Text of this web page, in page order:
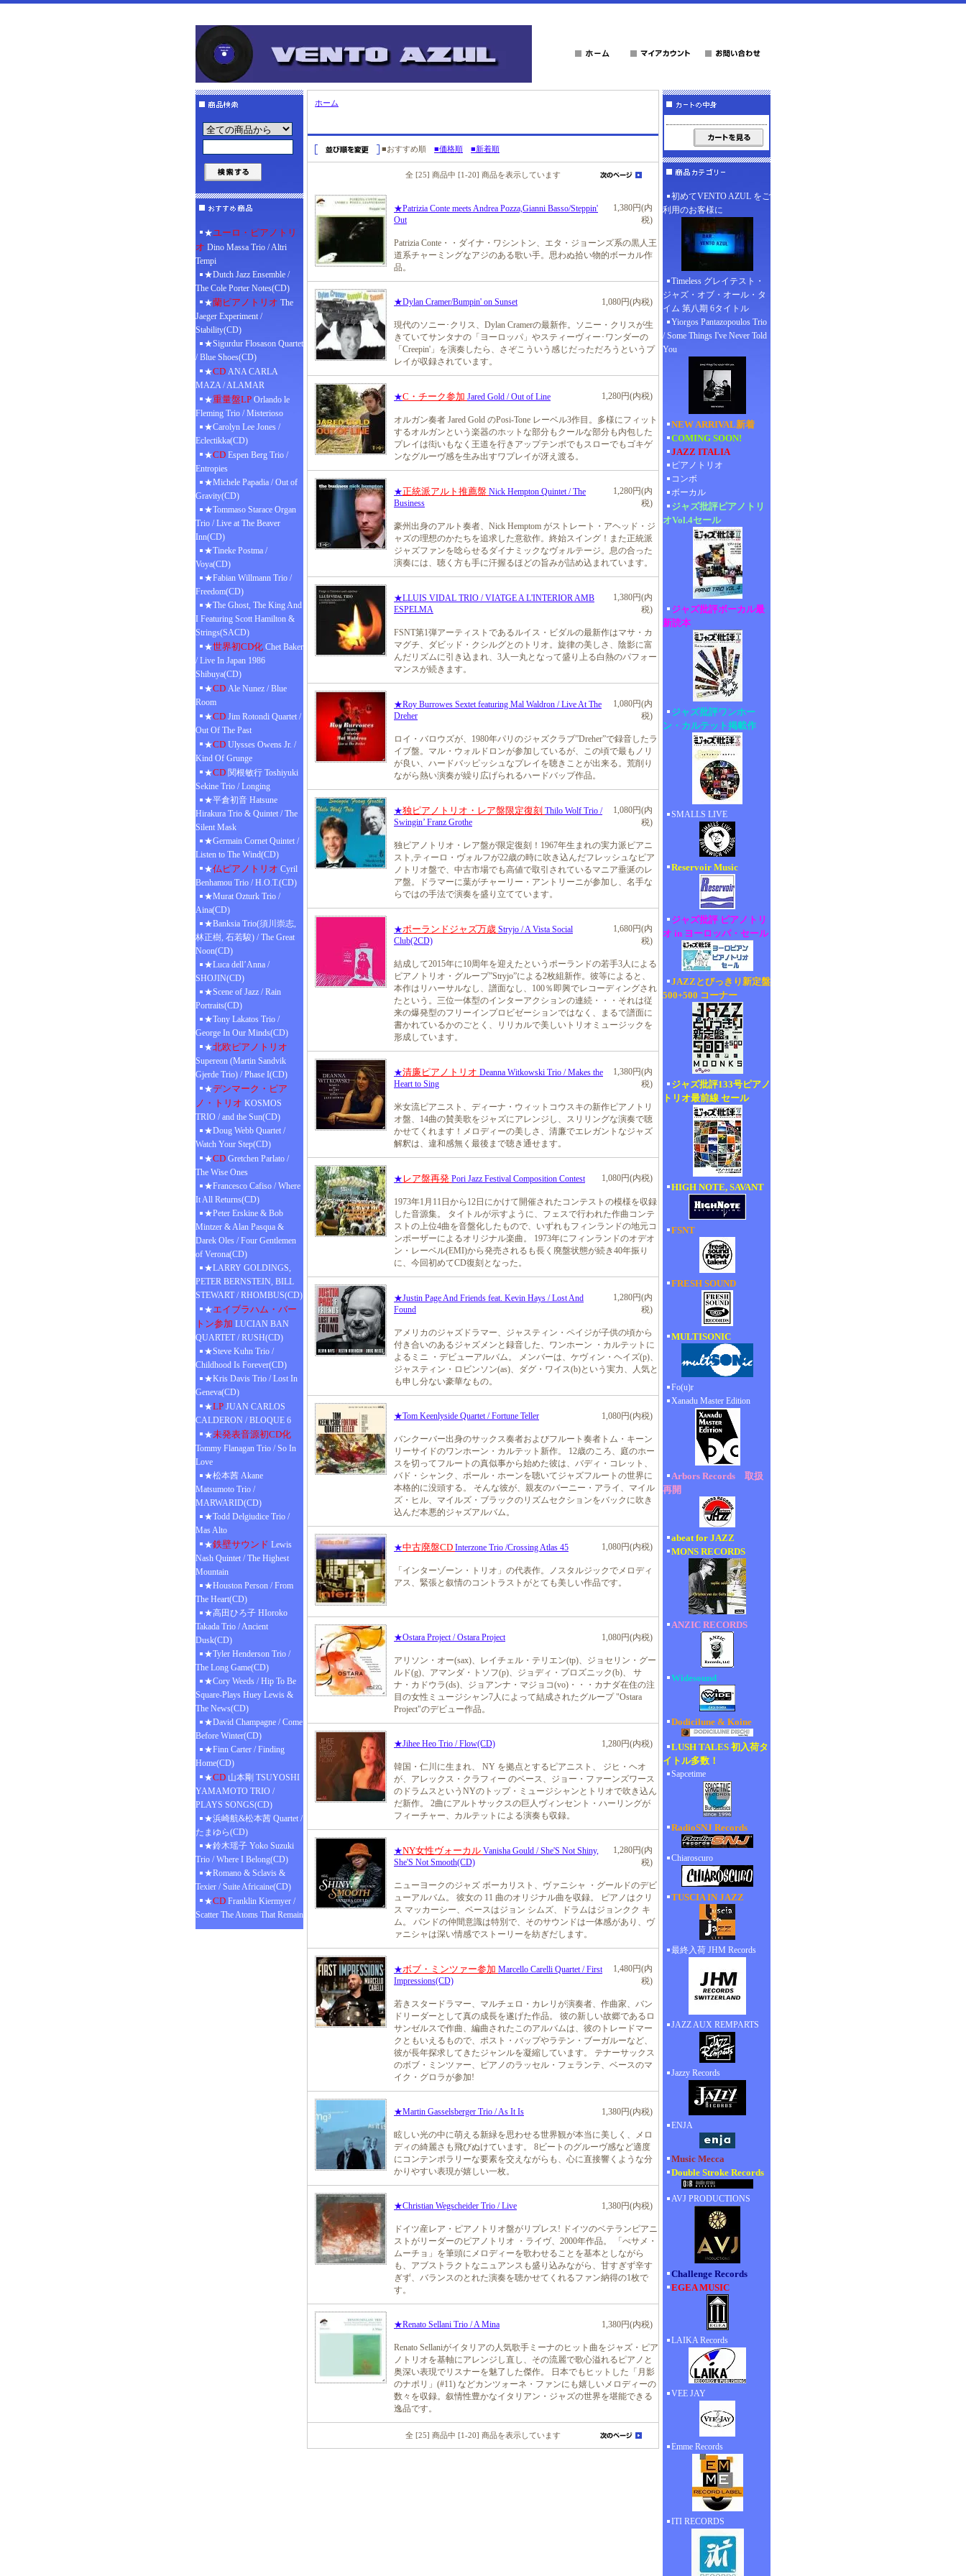
★ユーロ・ピアノトリ
オ Dino Massa Trio / Altri
Tempi
★Dutch Jazz Ensemble /
The Cole Porter Notes(CD)
★蘭ピアノトリオ The
Jaeger Experiment /
Stability(CD)
★Sigurdur Flosason Quartet
/ Blue Shoes(CD)
★CD ANA CARLA
MAZA / ALAMAR
★重量盤LP Orlando le
Fleming Trio / Misterioso
★Carolyn Lee Jones /
Eclectikka(CD)
★CD Espen Berg Trio /
Entropies
★Michele Papadia / Out of
Gravity(CD)
★Tommaso Starace Organ
Trio / Live at The Beaver
Inn(CD)
★Tineke Postma /
Voya(CD)
★Fabian Willmann Trio /
Freedom(CD)
★The Ghost, The King And
I Featuring Scott Hamilton &
Strings(SACD)
★世界初CD化 Chet Baker
/ Live In Japan 1986
Shibuya(CD)
★CD Ale Nunez / Blue
Room
★CD Jim Rotondi Quartet /
Out Of The Past
★CD Ulysses Owens Jr. /
Kind Of Grunge
★CD 関根敏行 Toshiyuki
Sekine Trio / Longing
★平倉初音 Hatsune
Hirakura Trio & Quintet / The
Silent Mask
★Germain Cornet Quintet /
Listen to The Wind(CD)
★仏ピアノトリオ Cyril
Benhamou Trio / H.O.T.(CD)
★Murat Ozturk Trio /
Aina(CD)
★Banksia Trio(須川崇志,
林正樹, 石若駿) / The Great
Noon(CD)
★Luca dell’Anna /
SHOJIN(CD)
★Scene of Jazz / Rain
Portraits(CD)
★Tony Lakatos Trio /
George In Our Minds(CD)
★北欧ピアノトリオ
Supereon (Martin Sandvik
Gjerde Trio) / Phase I(CD)
★デンマーク・ピア
ノ・トリオ KOSMOS
TRIO / and the Sun(CD)
★Doug Webb Quartet /
Watch Your Step(CD)
★CD Gretchen Parlato /
The Wise Ones
★Francesco Cafiso / Where
It All Returns(CD)
★Peter Erskine & Bob
Mintzer & Alan Pasqua &
Darek Oles / Four Gentlemen
of Verona(CD)
★LARRY GOLDINGS,
PETER BERNSTEIN, BILL
STEWART / RHOMBUS(CD)
★エイブラハム・バー
トン参加 LUCIAN BAN
QUARTET / RUSH(CD)
★Steve Kuhn Trio /
Childhood Is Forever(CD)
★Kris Davis Trio / Lost In
Geneva(CD)
★LP JUAN CARLOS
CALDERON / BLOQUE 6
★未発表音源初CD化
Tommy Flanagan Trio / So In
Love
★松本茜 Akane
Matsumoto Trio /
MARWARID(CD)
★Todd Delgiudice Trio /
Mas Alto
★鉄壁サウンド Lewis
Nash Quintet / The Highest
Mountain
★Houston Person / From
The Heart(CD)
★高田ひろ子 HIoroko
Takada Trio / Ancient
Dusk(CD)
★Tyler Henderson Trio /
The Long Game(CD)
★Cory Weeds / Hip To Be
Square-Plays Huey Lewis &
The News(CD)
★David Champagne / Come
Before Winter(CD)
★Finn Carter / Finding
Home(CD)
★CD 山本剛 TSUYOSHI
YAMAMOTO TRIO /
PLAYS SONGS(CD)
★浜崎航&松本茜 Quartet /
たまゆら(CD)
★鈴木瑶子 Yoko Suzuki
Trio / Where I Belong(CD)
★Romano & Sclavis &
Texier / Suite Africaine(CD)
★CD Franklin Kiermyer /
Scatter The Atoms That Remain
ホーム
■おすすめ順 ■価格順 ■新着順
全 [25] 商品中 [1-20] 商品を表示しています
★Patrizia Conte meets Andrea Pozza,Gianni Basso/Steppin'
Out
1,380円(内
税)
Patrizia Conte・・ダイナ・ワシントン、エタ・ジョーンズ系の黒人王
道系チャーミングなアジのある歌い手。思わぬ拾い物的ボーカル作
品。
★Dylan Cramer/Bumpin' on Sunset 1,080円(内税)
現代のソニー･クリス、Dylan Cramerの最新作。ソニー・クリスが生
きていてサンタナの「ヨーロッパ」やスティーヴィー･ワンダーの
「Creepin'」を演奏したら、さぞこういう感じだっただろうというプ
レイが収録されています。
★C・チーク参加 Jared Gold / Out of Line 1,280円(内税)
オルガン奏者 Jared Gold のPosi-Tone レーベル3作目。多様にフィット
するオルガンという楽器のホットな部分もクールな部分も内包した
プレイは衒いもなく王道を行きアップテンポでもスローでもゴキゲ
ンなグルーヴ感を生み出すワプレイが冴え渡る。
★正統派アルト推薦盤 Nick Hempton Quintet / The
Business
1,280円(内
税)
豪州出身のアルト奏者、Nick Hemptom がストレート・アヘッド・ジ
ャズの理想のかたちを追求した意欲作。終始スイング！また正統派
ジャズファンを唸らせるダイナミックなヴォルテージ。息の合った
演奏には、聴く方も手に汗握るほどの旨みが詰め込まれています。
★LLUIS VIDAL TRIO / VIATGE A L'INTERIOR AMB
ESPELMA
1,380円(内
税)
FSNT第1弾アーティストであるルイス・ビダルの最新作はマサ・カ
マグチ、ダビッド・クシルグとのトリオ。旋律の美しさ、陰影に富
んだリズムに引き込まれ、3人一丸となって盛り上る白熱のパフォー
マンスが続きます。
★Roy Burrowes Sextet featuring Mal Waldron / Live At The
Dreher
1,080円(内
税)
ロイ・バロウズが、1980年パリのジャズクラブ”Dreher”で録音したラ
イブ盤。マル・ウォルドロンが参加しているが、この頃で最もノリ
が良い、ハードバッピッシュなプレイを聴きことが出来る。荒削り
ながら熱い演奏が繰り広げられるハードバップ作品。
★独ピアノトリオ・レア盤限定復刻 Thilo Wolf Trio /
Swingin’ Franz Grothe
1,080円(内
税)
独ピアノトリオ・レア盤が限定復刻！1967年生まれの実力派ピアニ
スト,ティーロ・ヴォルフが22歳の時に吹き込んだフレッシュなピア
ノトリオ盤で、中古市場でも高値で取引されているマニア垂涎のレ
ア盤。ドラマーに葉がチャーリー・アントリーニが参加し、名手な
らではの手法で演奏を盛り立てています。
★ポーランドジャズ万歳 Stryjo / A Vista Social
Club(2CD)
1,680円(内
税)
結成して2015年に10周年を迎えたというポーランドの若手3人による
ピアノトリオ・グループ”Stryjo”による2枚組新作。彼等によると、
本作はリハーサルなし、譜面なし、100％即興でレコーディングされ
たという。三位一体型のインターアクションの連続・・・それは従
来の爆発型のフリーインプロビゼーションではなく、まるで譜面に
書かれているかのごとく、リリカルで美しいトリオミュージックを
形成しています。
★清廉ピアノトリオ Deanna Witkowski Trio / Makes the
Heart to Sing
1,380円(内
税)
米女流ピアニスト、ディーナ・ウィットコウスキの新作ピアノトリ
オ盤、14曲の賛美歌をジャズにアレンジし、スリリングな演奏で聴
かせてくれます！メロディーの美しさ、清廉でエレガントなジャズ
解釈は、違和感無く最後まで聴き通せます。
★ レア盤再発 Pori Jazz Festival Composition Contest 1,080円(内税)
1973年1月11日から12日にかけて開催されたコンテストの模様を収録
した音源集。 タイトルが示すように、フェスで行われた作曲コンテ
ストの上位4曲を音盤化したもので、いずれもフィンランドの地元コ
ンポーザーによるオリジナル楽曲。 1973年にフィンランドのオデオ
ン・レーベル(EMI)から発売されるも長く廃盤状態が続き40年振り
に、今回初めてCD復刻となった。
★Justin Page And Friends feat. Kevin Hays / Lost And
Found
1,280円(内
税)
アメリカのジャズドラマー、ジャスティン・ペイジが子供の頃から
付き合いのあるジャズメンと録音した、ワンホーン ・カルテットに
よるミニ ・デビューアルバム。 メンバーは、ケヴィン・ヘイズ(p)、
ジャスティン・ロビンソン(as)、ダグ・ワイス(b)という実力、人気と
も申し分ない豪華なもの。
★Tom Keenlyside Quartet / Fortune Teller 1,080円(内税)
バンクーバー出身のサックス奏者およびフルート奏者トム・キーン
リーサイドのワンホーン・カルテット新作。 12歳のころ、庭のホー
スを切ってフルートの真似事から始めた彼は、バディ・コレット、
バド・シャンク、ポール・ホーンを聴いてジャズフルートの世界に
本格的に没頭する。 そんな彼が、親友のバーニー・アライ、マイル
ズ・ヒル、マイルズ・ブラックのリズムセクションをバックに吹き
込んだ本悪的ジャズアルバム。
★中古廃盤CD Interzone Trio /Crossing Atlas 45 1,080円(内税)
「インターゾーン・トリオ」の代表作。ノスタルジックでメロディ
アス、緊張と叙情のコントラストがとても美しい作品です。
★Ostara Project / Ostara Project 1,080円(内税)
アリソン・オー(sax)、レイチェル・テリエン(tp)、ジョセリン・グー
ルド(g)、アマンダ・トソフ(p)、ジョディ・プロズニック(b)、 サ
ナ・カドウラ(ds)、ジョアンナ・マジョコ(vo)・・・カナダ在住の注
目の女性ミュージシャン7人によって結成されたグループ "Ostara
Project"のデビュー作品。
★Jihee Heo Trio / Flow(CD) 1,280円(内税)
韓国・仁川に生まれ、 NY を拠点とするピアニスト、 ジヒ・ヘオ
が、アレックス・クラフィー のベース、ジョー・ファーンズワース
のドラムスというNYのトップ・ミュージシャンとトリオで吹き込ん
だ新作。 2曲にアルトサックスの巨人ヴィンセント・ハーリングが
フィーチャー、カルテットによる演奏も収録。
★NY女性ヴォーカル Vanisha Gould / She'S Not Shiny,
She'S Not Smooth(CD)
1,280円(内
税)
ニューヨークのジャズ ボーカリスト、ヴァニシャ ・グールドのデビ
ューアルバム。 彼女の 11 曲のオリジナル曲を収録。 ピアノはクリ
ス マッカーシー、ベースはジョン シムズ、ドラムはジョンクク キ
ム。 バンドの仲間意識は特別で、そのサウンドは一体感があり、ヴ
ァニシャは深い情感でストーリーを紡ぎだします。
★ボブ・ミンツァー参加 Marcello Carelli Quartet / First
Impressions(CD)
1,480円(内
税)
若きスタードラマー、マルチェロ・カレリが演奏者、作曲家、バン
ドリーダーとして真の成長を遂げた作品。 彼の新しい故郷であるロ
サンゼルスで作曲、編曲されたこのアルバムは、彼のトレードマー
クともいえるもので、ポスト・バップやラテン・ブーガルーなど、
彼が長年探求してきたジャンルを凝縮しています。 テナーサックス
のボブ・ミンツァー、ピアノのラッセル・フェランテ、ベースのマ
イク・グロラが参加!
★Martin Gasselsberger Trio / As It Is 1,380円(内税)
眩しい光の中に萌える新緑を思わせる世界観が本当に美しく、メロ
ディの綺麗さも飛びぬけています。 8ビートのグルーヴ感など適度
にコンテンポラリーな要素を交えながらも、心に直接響くような分
かりやすい表現が嬉しい一枚。
★Christian Wegscheider Trio / Live 1,380円(内税)
ドイツ産レア・ピアノトリオ盤がリプレス! ドイツのベテランピアニ
ストがリーダーのピアノトリオ ・ライヴ、2000年作品。 「べサメ・
ムーチョ」を筆頭にメロディーを歌わせることを基本としながら
も、アブストラクトなニュアンスも盛り込みながら、甘すぎず辛す
ぎず、バランスのとれた演奏を聴かせてくれるファン納得の1枚で
す。
★Renato Sellani Trio / A Mina 1,380円(内税)
Renato Sellaniがイタリアの人気歌手ミーナのヒット曲をジャズ・ピア
ノトリオを基軸にアレンジし直し、その流麗で歌心溢れるピアノと
奥深い表現でリスナーを魅了した傑作。 日本でもヒットした「月影
のナポリ」(#11) などカンツォーネ・ファンにも嬉しいメロディーの
数々を収録。叙情性豊かなイタリアン・ジャズの世界を堪能できる
逸品です。
全 [25] 商品中 [1-20] 商品を表示しています
初めてVENTO AZUL をご
利用のお客様に
Timeless グレイテスト・
ジャズ・オブ・オール・タ
イム 第八期 6タイトル
Yiorgos Pantazopoulos Trio
/ Some Things I've Never Told
You
NEW ARRIVAL新着
COMING SOON!
JAZZ ITALIA
ピアノトリオ
コンボ
ボーカル
ジャズ批評ピアノトリ
オVol.4セール
ジャズ批評ボーカル最
新読本
ジャズ批評ワンホー
ン・カルテット掲載作
SMALLS LIVE
Reservoir Music
ジャズ批評 ピアノトリ
オ in ヨーロッパ・セール
JAZZとびっきり新定盤
500+500 コーナー
ジャズ批評133号ピアノ
トリオ最前線 セール
HIGH NOTE, SAVANT
FSNT
FRESH SOUND
MULTISONIC
Fo(u)r
Xanadu Master Edition
Arbors Records 取扱
再開
abeat for JAZZ
MONS RECORDS
ANZIC RECORDS
Widesound
Dodicilune & Koine
LUSH TALES 初入荷タ
イトル多数！
Sapcetime
RadioSNJ Records
Chiaroscuro
TUSCIA IN JAZZ
最終入荷 JHM Records
JAZZ AUX REMPARTS
Jazzy Records
ENJA
Music Mecca
Double Stroke Records
AVJ PRODUCTIONS
Challenge Records
EGEA MUSIC
LAIKA Records
VEE JAY
Emme Records
ITI RECORDS